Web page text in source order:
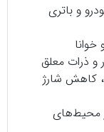
و باتری
و ذرات معلق
کاهش شارژ
محیط‌های